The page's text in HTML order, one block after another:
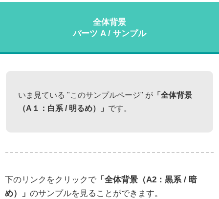
全体背景
パーツ A / サンプル
いま見ている "このサンプルページ" が「全体背景
（A１：白系 / 明るめ）」 です。
下のリンクをクリックで 「全体背景（A2：黒系 / 暗
め）」 のサンプルを見ることができます。